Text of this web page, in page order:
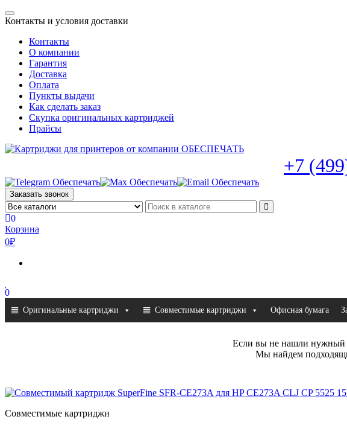
Skip
to
content
Toggle
navigation
Контакты и условия доставки
Контакты
О компании
Гарантия
Доставка
Оплата
Пункты выдачи
Как сделать заказ
Скупка оригинальных картриджей
Прайсы
+7
Заказать звонок
0
Корзина
0₽
0
Оригинальные картриджи Совместимые картриджи Офисная бумага
Если вы не нашли нужный
Мы найдем
Совместимые картриджи